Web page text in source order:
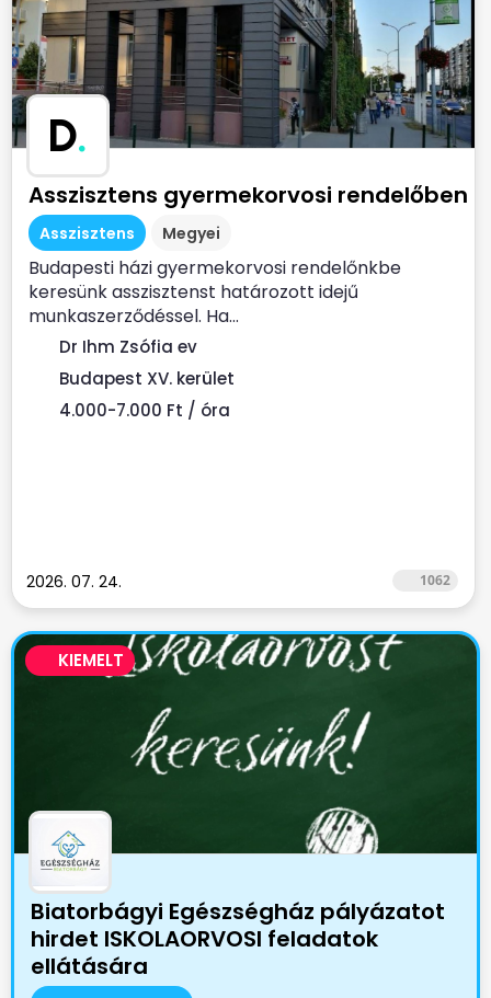
D.
Asszisztens gyermekorvosi rendelőben
Asszisztens Megyei
Budapesti házi gyermekorvosi rendelőnkbe
keresünk asszisztenst határozott idejű
munkaszerződéssel. Ha...
Dr Ihm Zsófia ev
Budapest XV. kerület
4.000-7.000 Ft / óra
2026. 07. 24. 1062
KIEMELT
Biatorbágyi Egészségház pályázatot
hirdet ISKOLAORVOSI feladatok
ellátására